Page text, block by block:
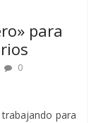
para
0
trabajando para